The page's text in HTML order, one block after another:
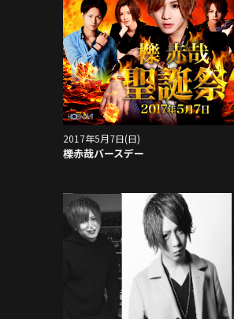
2017年5月7日(日)
櫟赤哉バースデー